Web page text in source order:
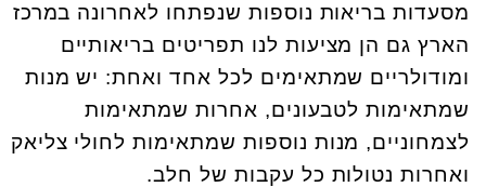
מסעדות בריאות נוספות שנפתחו לאחרונה במרכז
הארץ גם הן מציעות לנו תפריטים בריאותיים
ומודולריים שמתאימים לכל אחד ואחת: יש מנות
שמתאימות לטבעונים, אחרות שמתאימות
לצמחוניים, מנות נוספות שמתאימות לחולי צליאק
ואחרות נטולות כל עקבות של חלב.